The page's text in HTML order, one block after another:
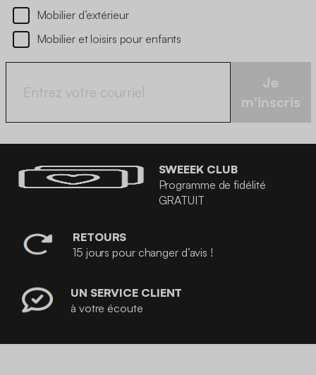
Mobilier d’extérieur
Mobilier et loisirs pour enfants
Je
m'inscris
SWEEEK CLUB
Programme de fidélité
GRATUIT
RETOURS
15 jours pour changer d’avis !
UN SERVICE CLIENT
à votre écoute